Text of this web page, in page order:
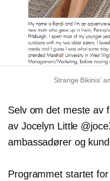
Strange Bikinis'
Selv om det meste av
av Jocelyn Little
ambassadører og
Programmet startet